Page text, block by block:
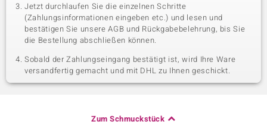
Jetzt durchlaufen Sie die einzelnen Schritte
(Zahlungsinformationen eingeben etc.) und lesen und
bestätigen Sie unsere AGB und Rückgabebelehrung, bis Sie
die Bestellung abschließen können.
Sobald der Zahlungseingang bestätigt ist, wird Ihre Ware
versandfertig gemacht und mit DHL zu Ihnen geschickt.
Zum Schmuckstück